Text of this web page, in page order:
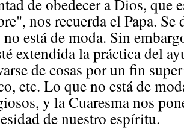
de obedecer a Dios, que
nos recuerda el Papa. Se
está de moda. Sin
extendida la práctica del
de cosas por un fin
etc. Lo que no está de
y la Cuaresma nos
de nuestro espíritu.